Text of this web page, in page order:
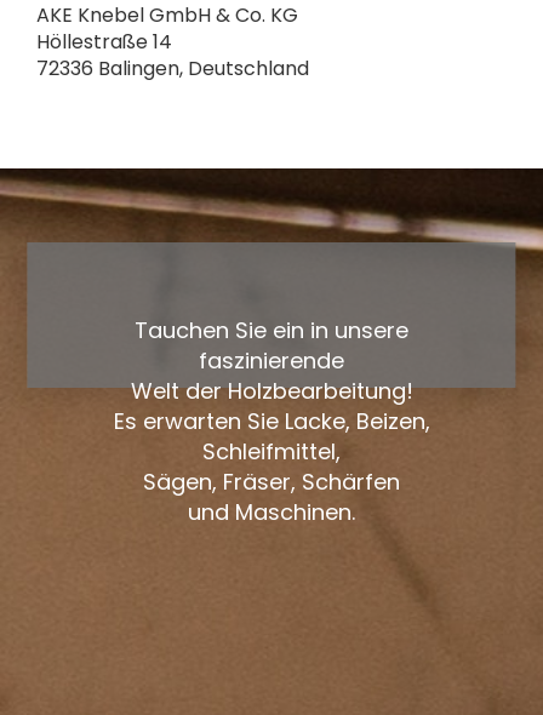
AKE Knebel GmbH & Co. KG
Höllestraße 14
72336 Balingen, Deutschland
Tauchen Sie ein in unsere
faszinierende
Welt der Holzbearbeitung!
Es erwarten Sie Lacke, Beizen,
Schleifmittel,
Sägen, Fräser, Schärfen
und Maschinen.